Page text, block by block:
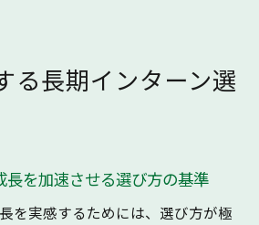
長期インターンで伸ばせる力
で期間と応募数が成長に与える
ーンの期間設定と成長の関係を
る長期インターン選
長を加速させる選び方の基準
を実感するためには、選び方が極